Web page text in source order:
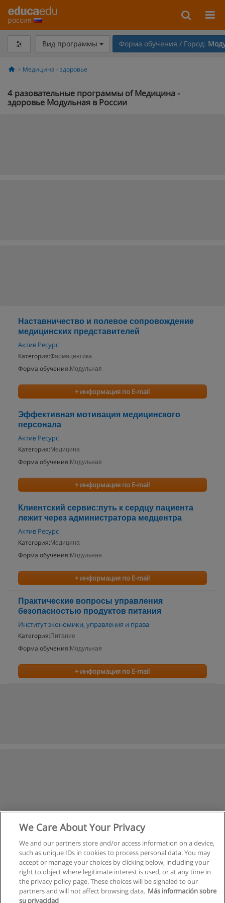
россия
Вид программы Форма обучения / Город:
Медицина - здоровье
4 разовательные программы of Медицина -
здоровье Модульная в России
Наставничество и полевое сопровождение
медицинских представителей
Актив Ресурс
Категория:Фармацевтика
Форма обучения: Модульная
+ информация по E-mail
Эффективная мотивация медицинского
персонала
Актив Ресурс
Категория: Медицина
Форма обучения: Модульная
+ информация по E-mail
Клиентский сервис:путь к сердцу пациента
лежит через администратора медцентра
Актив Ресурс
Категория: Медицина
Форма обучения: Модульная
+ информация по E-mail
Практические вопросы управления
безопасностью продуктов питания
Институт экономики, управления и права
Категория: Питание
Форма обучения: Модульная
+ информация по E-mail
We Care About Your Privacy
We and our partners store and/or access information on a device,
such as unique IDs in cookies to process personal data. You may
accept or manage your choices by clicking below, including your
right to object where legitimate interest is used, or at any time in
the privacy policy page. These choices will be signaled to our
partners and will not affect browsing data. Más información sobre
su privacidad